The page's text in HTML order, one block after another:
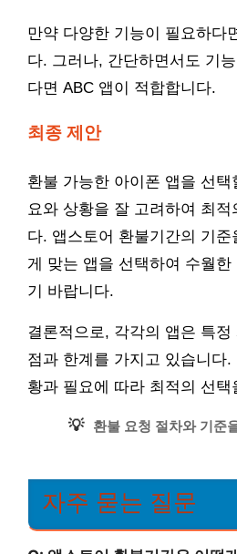
만약 다양한 기능이 필요하다
다. 그러나, 간단하면서도 기
다면 ABC 앱이 적합합니다.
최종 제안
환불 가능한 아이폰 앱을 선택
요와 상황을 잘 고려하여 최적
다. 앱스토어 환불기간의 기준
게 맞는 앱을 선택하여 수월한
기 바랍니다.
결론적으로, 각각의 앱은 특
점과 한계를 가지고 있습니다
황과 필요에 따라 최적의 선
💡 환불 요청 절차와 기준
자주 묻는 질문